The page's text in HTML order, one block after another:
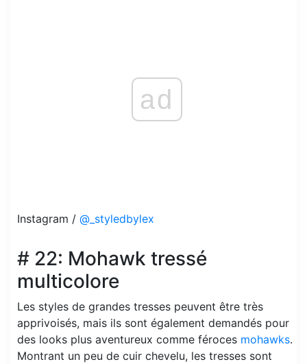
ad
Instagram / @_styledbylex
# 22: Mohawk tressé
multicolore
Les styles de grandes tresses peuvent être très
apprivoisés, mais ils sont également demandés pour
des looks plus aventureux comme féroces mohawks.
Montrant un peu de cuir chevelu, les tresses sont